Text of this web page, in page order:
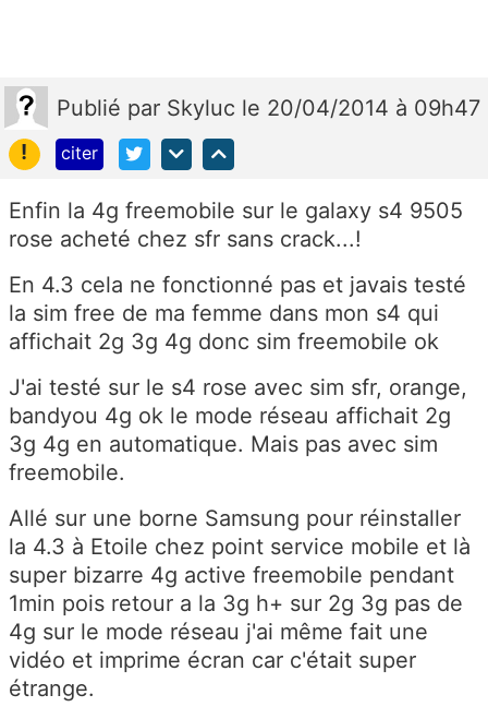
Publié par Skyluc le 20/04/2014 à 09h47
!
citer
Enfin la 4g freemobile sur le galaxy s4 9505
rose acheté chez sfr sans crack...!
En 4.3 cela ne fonctionné pas et javais testé
la sim free de ma femme dans mon s4 qui
affichait 2g 3g 4g donc sim freemobile ok
J'ai testé sur le s4 rose avec sim sfr, orange,
bandyou 4g ok le mode réseau affichait 2g
3g 4g en automatique. Mais pas avec sim
freemobile.
Allé sur une borne Samsung pour réinstaller
la 4.3 à Etoile chez point service mobile et là
super bizarre 4g active freemobile pendant
1min pois retour a la 3g h+ sur 2g 3g pas de
4g sur le mode réseau j'ai même fait une
vidéo et imprime écran car c'était super
étrange.